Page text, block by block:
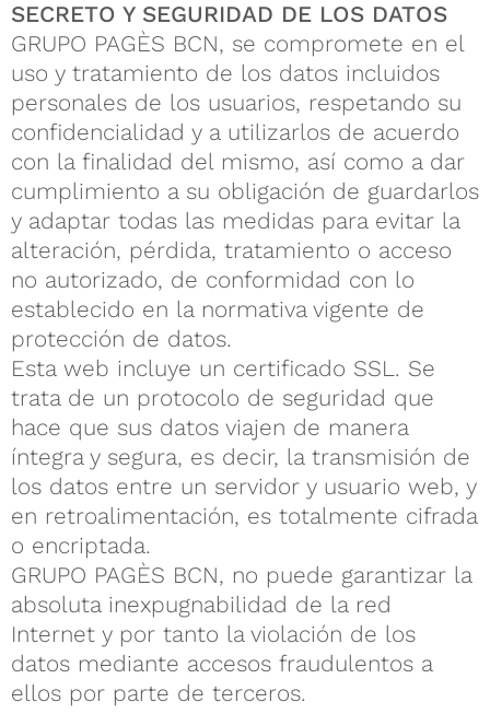
SECRETO Y SEGURIDAD DE LOS DATOS
GRUPO PAGÈS BCN, se compromete en el
uso y tratamiento de los datos incluidos
personales de los usuarios, respetando su
confidencialidad y a utilizarlos de acuerdo
con la finalidad del mismo, así como a dar
cumplimiento a su obligación de guardarlos
y adaptar todas las medidas para evitar la
alteración, pérdida, tratamiento o acceso
no autorizado, de conformidad con lo
establecido en la normativa vigente de
protección de datos.
Esta web incluye un certificado SSL. Se
trata de un protocolo de seguridad que
hace que sus datos viajen de manera
íntegra y segura, es decir, la transmisión de
los datos entre un servidor y usuario web, y
en retroalimentación, es totalmente cifrada
o encriptada.
GRUPO PAGÈS BCN, no puede garantizar la
absoluta inexpugnabilidad de la red
Internet y por tanto la violación de los
datos mediante accesos fraudulentos a
ellos por parte de terceros.